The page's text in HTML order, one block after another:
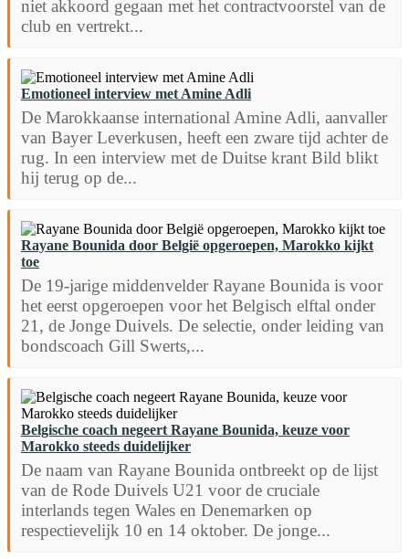
niet akkoord gegaan met het contractvoorstel van de
club en vertrekt...
Emotioneel interview met Amine Adli
De Marokkaanse international Amine Adli, aanvaller
van Bayer Leverkusen, heeft een zware tijd achter de
rug. In een interview met de Duitse krant Bild blikt
hij terug op de...
Rayane Bounida door België opgeroepen, Marokko kijkt
toe
De 19-jarige middenvelder Rayane Bounida is voor
het eerst opgeroepen voor het Belgisch elftal onder
21, de Jonge Duivels. De selectie, onder leiding van
bondscoach Gill Swerts,...
Belgische coach negeert Rayane Bounida, keuze voor
Marokko steeds duidelijker
De naam van Rayane Bounida ontbreekt op de lijst
van de Rode Duivels U21 voor de cruciale
interlands tegen Wales en Denemarken op
respectievelijk 10 en 14 oktober. De jonge...